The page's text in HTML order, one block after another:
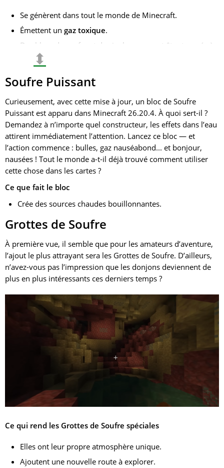
Se génèrent dans tout le monde de Minecraft.
Émettent un gaz toxique.
Des blocs de soufre et de cinabre peuvent être trouvés à
proximité.
Ont une apparence unique.
Indiquent la présence de ressources rares à proximité.
Comportent également un risque.
⬍
Soufre Puissant
Curieusement, avec cette mise à jour, un bloc de Soufre
Puissant est apparu dans Minecraft 26.20.4. À quoi sert-il ?
Demandez à n’importe quel constructeur, les effets dans l’eau
attirent immédiatement l’attention. Lancez ce bloc — et
l’action commence : bulles, gaz nauséabond... et bonjour,
nausées ! Tout le monde a-t-il déjà trouvé comment utiliser
cette chose dans les cartes ?
Ce que fait le bloc
Crée des sources chaudes bouillonnantes.
Grottes de Soufre
À première vue, il semble que pour les amateurs d’aventure,
l’ajout le plus attrayant sera les Grottes de Soufre. D’ailleurs,
n’avez-vous pas l’impression que les donjons deviennent de
plus en plus intéressants ces derniers temps ?
Ce qui rend les Grottes de Soufre spéciales
Elles ont leur propre atmosphère unique.
Ajoutent une nouvelle route à explorer.